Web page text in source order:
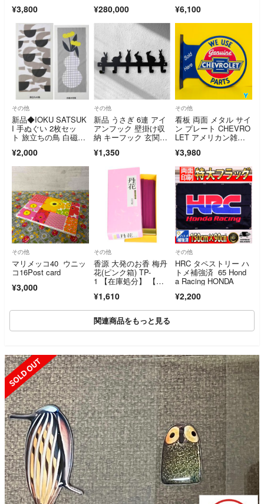
¥3,800 ¥280,000 ¥6,100
その他
新品◆IOKU SATSUK
I 手ぬぐい 2枚セッ
ト 旅立ちの鳥 白磁の
¥2,000
その他
新品 うさぎ 6連 アイ
アンフック 壁掛け収
納 キーフック 玄関収
ンテリア雑貨 ラビッ
¥1,350
その他
看板 両面 メタル サイ
ン プレート CHEVRO
LET アメリカン雑
品未使用 No.Y
¥3,980
その他
マリメッコ40 ウニッ
コ16Post card
¥3,000
その他
香源 大発のお香 梅丹
花(ピンク箱) TP-
1 【在庫処分】 【在
定】 【送料無
料】 【人気商品】
¥1,610
その他
HRC タペストリー ハ
トメ補強済 65 Hond
a Racing HONDA
¥2,200
関連商品をもっと見る
SOLD OUT